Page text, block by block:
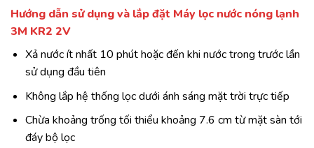
Hướng dẫn sử dụng và lắp đặt Máy lọc nước nóng lạnh
3M KR2 2V
Xả nước ít nhất 10 phút hoặc đến khi nước trong trước lần
sử dụng đầu tiên
Không lắp hệ thống lọc dưới ánh sáng mặt trời trực tiếp
Chừa khoảng trống tối thiểu khoảng 7.6 cm từ mặt sàn tới
đáy bộ lọc